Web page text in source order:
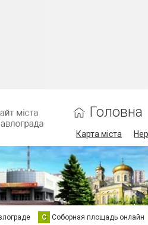
Головна
Карта міста
С Соборная площадь онлайн